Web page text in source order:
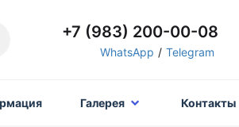
+7 (983) 200-00-08
WhatsApp / Telegram
Галерея Контакты